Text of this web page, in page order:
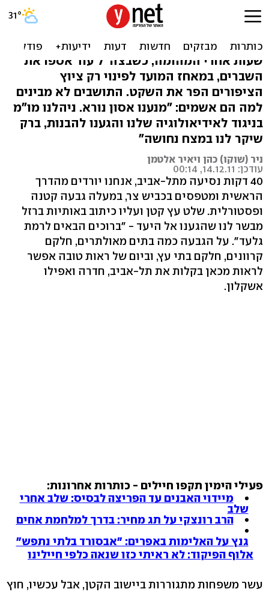
"מנסים למנוע מלחמת
אחים". ביקור ברמת גלעד
שעות אחרי המהומה, כשבצה"ל עוד אספו את
השברים, במאחז המועד לפינוי רק ציוץ
הציפורים הפר את השקט. התושבים לא מבינים
למה הם אשמים: "מנענו אסון נורא. ניהלנו מו"מ
בניגוד לאידיאולוגיה שלנו והגענו להבנות, ברק
שיקר לנו במצח נחושה"
ניר (שוקו) כהן ויאיר אלטמן
עודכן: 14.12.11, 00:14
40 דקות נסיעה מתל-אביב, אנחנו יורדים מהדרך
הראשית ומטפסים בכביש צר, במעלה גבעה קטנה
ופסטורלית. שלט עץ קטן ועליו כיתוב באותיות ברזל
מבשר לנו שהגענו אל היעד - "ברוכים הבאים לרמת
גלעד". על הגבעה כמה בתים מאולתרים, חלקם
קרוונים, חלקם בתי עץ, וביום של ראות טובה אפשר
לראות מכאן בקלות את תל-אביב, חדרה ואפילו
אשקלון.
פעילי הימין תקפו חיילים - כותרות אחרונות:
מיידוי האבנים עד הפריצה לבסיס: שלב אחרי
שלב
הרב רונצקי על תג מחיר: בדרך למלחמת אחים
גנץ על האלימות באפרים: "אבסורד בלתי נתפש"
אלוף הפיקוד: לא ראיתי כזו שנאה כלפי חיילינו
עשר משפחות מתגוררות ביישוב הקטן, אבל עכשיו, חוץ